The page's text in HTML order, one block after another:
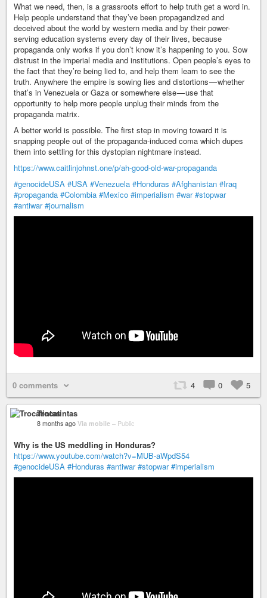
What we need, then, is a grassroots effort to help truth get a word in.
Help people understand that they’ve been propagandized and
deceived about the world by western media and by their power-
serving education systems every day of their lives, because
propaganda only works if you don’t know it’s happening to you. Sow
distrust in the imperial media and institutions. Open people’s eyes to
the fact that they’re being lied to, and help them learn to see the
truth. Anywhere the empire is sowing lies and distortions — whether
that’s in Venezuela or Gaza or somewhere else — use that
opportunity to help more people unplug their minds from the
propaganda matrix.
A better world is possible. The first step in moving toward it is
snapping people out of the propaganda-induced coma which dupes
them into settling for this dystopian nightmare instead.
https://www.caitlinjohnst.one/p/ah-good-old-war-propaganda
#genocideUSA #USA #Venezuela #Honduras #Afghanistan #Iraq
#propaganda #Colombia #Mexico #imperialism #war #stopwar
#antiwar #journalism
0 comments 4 0 5
Trocatintas
8 months ago Via mobile – Public
Why is the US meddling in Honduras?
https://www.youtube.com/watch?v=MUB-aWpdS54
#genocideUSA #Honduras #antiwar #stopwar #imperialism